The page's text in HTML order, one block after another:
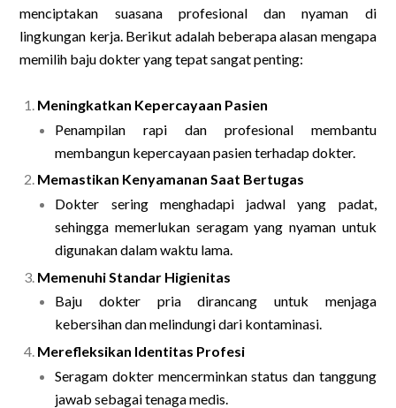
menciptakan suasana profesional dan nyaman di
lingkungan kerja. Berikut adalah beberapa alasan mengapa
memilih baju dokter yang tepat sangat penting:
Meningkatkan Kepercayaan Pasien
Penampilan rapi dan profesional membantu
membangun kepercayaan pasien terhadap dokter.
Memastikan Kenyamanan Saat Bertugas
Dokter sering menghadapi jadwal yang padat,
sehingga memerlukan seragam yang nyaman untuk
digunakan dalam waktu lama.
Memenuhi Standar Higienitas
Baju dokter pria dirancang untuk menjaga
kebersihan dan melindungi dari kontaminasi.
Merefleksikan Identitas Profesi
Seragam dokter mencerminkan status dan tanggung
jawab sebagai tenaga medis.